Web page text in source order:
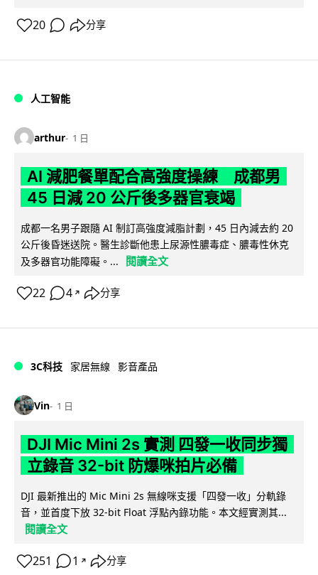
20 分享
人工智能
arthur 1 日
AI 減肥餐單配合高強度操練 成都男
45 日減 20 公斤後多器官衰竭
成都一名男子跟隨 AI 制訂高強度減脂計劃，45 日內減去約 20
公斤後昏迷送院。醫生診斷他患上尿源性膿毒症、膿毒性休克
及多器官功能障礙。...
閱讀全文
22 4 ↗ 分享
3C科技 家居無線 影音產品
Vin 1 日
DJI Mic Mini 2s 實測 四發一收同步獨
立錄音 32-bit 防爆咪拍片必備
DJI 最新推出的 Mic Mini 2s 無線咪支援「四發一收」分軌錄
音，並首度下放 32-bit Float 浮點內錄功能。本文經實測其...
閱讀全文
251 1 ↗ 分享